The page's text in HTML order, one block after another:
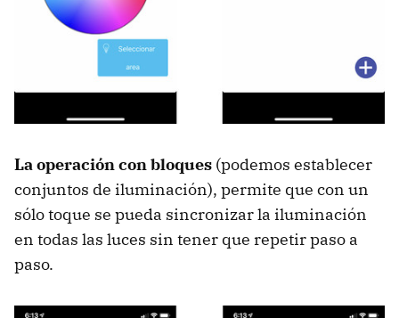
La operación con bloques (podemos establecer
conjuntos de iluminación), permite que con un
sólo toque se pueda sincronizar la iluminación
en todas las luces sin tener que repetir paso a
paso.